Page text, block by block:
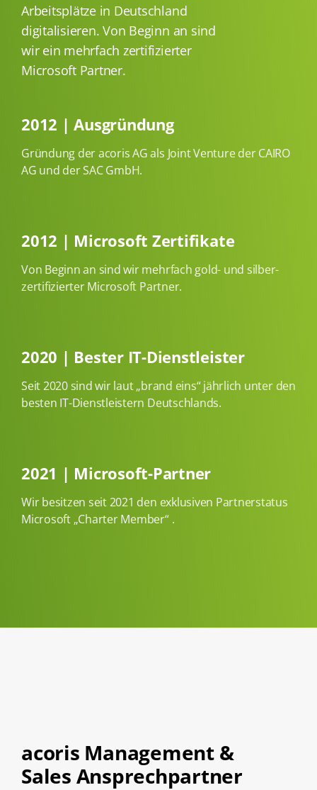
Arbeitsplätze in Deutschland
digitalisieren. Von Beginn an sind
wir ein mehrfach zertifizierter
Microsoft Partner.
2012 | Ausgründung
Gründung der acoris AG als Joint Venture der CAIRO
AG und der SAC GmbH.
2012 | Microsoft Zertifikate
Von Beginn an sind wir mehrfach gold- und silber-
zertifizierter Microsoft Partner.
2020 | Bester IT-Dienstleister
Seit 2020 sind wir laut „brand eins“ jährlich unter den
besten IT-Dienstleistern Deutschlands.
2021 | Microsoft-Partner
Wir besitzen seit 2021 den exklusiven Partnerstatus
Microsoft „Charter Member“ .
acoris Management &
Sales Ansprechpartner